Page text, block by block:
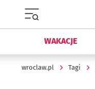
WAKACJE
wroclaw.pl Tagi